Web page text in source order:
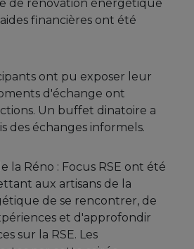
de rénovation énergétique
financières ont été
ont pu exposer leur
d'échange ont
Un buffet dinatoire a
des échanges informels.
la Réno : Focus RSE ont été
aux artisans de la
de se rencontrer, de
et d'approfondir
sur la RSE. Les